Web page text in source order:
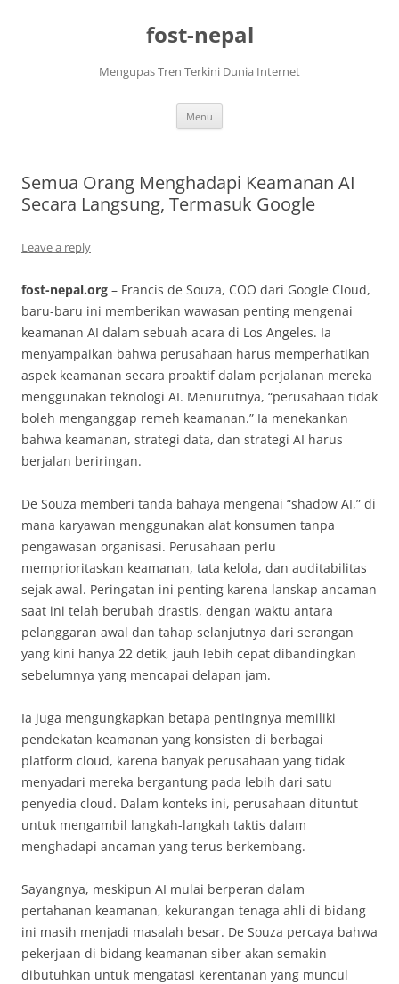
fost-nepal
Mengupas Tren Terkini Dunia Internet
Menu
Semua Orang Menghadapi Keamanan AI
Secara Langsung, Termasuk Google
Leave a reply
fost-nepal.org – Francis de Souza, COO dari Google Cloud,
baru-baru ini memberikan wawasan penting mengenai
keamanan AI dalam sebuah acara di Los Angeles. Ia
menyampaikan bahwa perusahaan harus memperhatikan
aspek keamanan secara proaktif dalam perjalanan mereka
menggunakan teknologi AI. Menurutnya, “perusahaan tidak
boleh menganggap remeh keamanan.” Ia menekankan
bahwa keamanan, strategi data, dan strategi AI harus
berjalan beriringan.
De Souza memberi tanda bahaya mengenai “shadow AI,” di
mana karyawan menggunakan alat konsumen tanpa
pengawasan organisasi. Perusahaan perlu
memprioritaskan keamanan, tata kelola, dan auditabilitas
sejak awal. Peringatan ini penting karena lanskap ancaman
saat ini telah berubah drastis, dengan waktu antara
pelanggaran awal dan tahap selanjutnya dari serangan
yang kini hanya 22 detik, jauh lebih cepat dibandingkan
sebelumnya yang mencapai delapan jam.
Ia juga mengungkapkan betapa pentingnya memiliki
pendekatan keamanan yang konsisten di berbagai
platform cloud, karena banyak perusahaan yang tidak
menyadari mereka bergantung pada lebih dari satu
penyedia cloud. Dalam konteks ini, perusahaan dituntut
untuk mengambil langkah-langkah taktis dalam
menghadapi ancaman yang terus berkembang.
Sayangnya, meskipun AI mulai berperan dalam
pertahanan keamanan, kekurangan tenaga ahli di bidang
ini masih menjadi masalah besar. De Souza percaya bahwa
pekerjaan di bidang keamanan siber akan semakin
dibutuhkan untuk mengatasi kerentanan yang muncul